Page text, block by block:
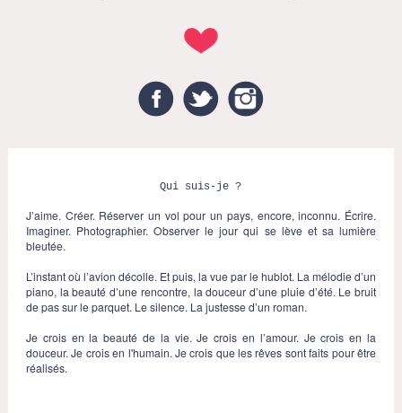
FacebookTwitter
Qui suis-je ?
J’aime. Créer. Réserver un vol pour un pays, encore, inconnu. Écrire.
Imaginer. Photographier. Observer le jour qui se lève et sa lumière
bleutée.
L’instant où l’avion décolle. Et puis, la vue par le hublot. La mélodie d’un
piano, la beauté d’une rencontre, la douceur d’une pluie d’été. Le bruit
de pas sur le parquet. Le silence. La justesse d’un roman.
Je crois en la beauté de la vie. Je crois en l’amour. Je crois en la
douceur. Je crois en l'humain. Je crois que les rêves sont faits pour être
réalisés.